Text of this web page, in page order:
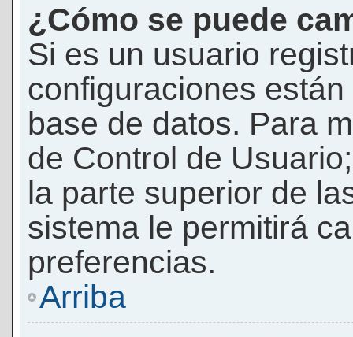
¿Cómo se puede
Si es un usuario
configuraciones
base de datos. Para
de Control de
la parte superior de
sistema le permitirá
preferencias.
Arriba